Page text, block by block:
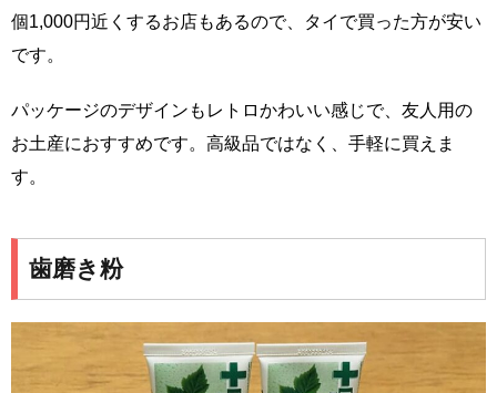
個1,000円近くするお店もあるので、タイで買った方が安い
です。
パッケージのデザインもレトロかわいい感じで、友人用の
お土産におすすめです。高級品ではなく、手軽に買えま
す。
歯磨き粉